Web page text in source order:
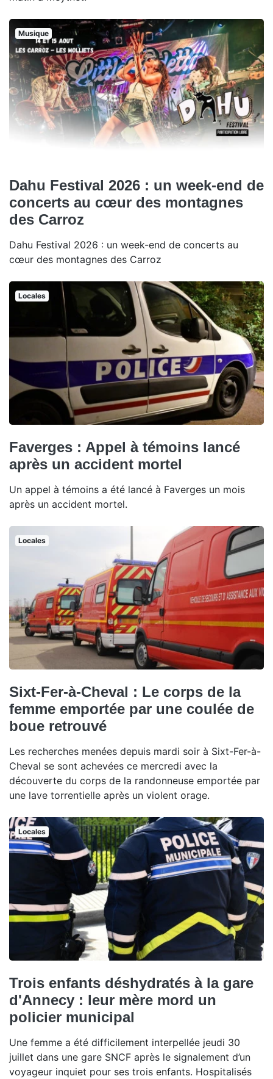
Musique
Dahu Festival 2026 : un week-end de
concerts au cœur des montagnes
des Carroz
Dahu Festival 2026 : un week-end de concerts au
cœur des montagnes des Carroz
Locales
Faverges : Appel à témoins lancé
après un accident mortel
Un appel à témoins a été lancé à Faverges un mois
après un accident mortel.
Locales
Sixt-Fer-à-Cheval : Le corps de la
femme emportée par une coulée de
boue retrouvé
Les recherches menées depuis mardi soir à Sixt-Fer-à-
Cheval se sont achevées ce mercredi avec la
découverte du corps de la randonneuse emportée par
une lave torrentielle après un violent orage.
Locales
Trois enfants déshydratés à la gare
d'Annecy : leur mère mord un
policier municipal
Une femme a été difficilement interpellée jeudi 30
juillet dans une gare SNCF après le signalement d’un
voyageur inquiet pour ses trois enfants. Hospitalisés